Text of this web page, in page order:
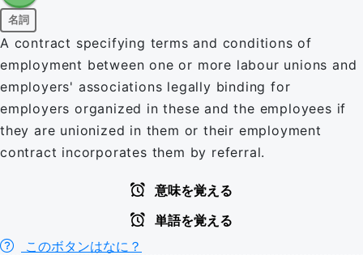
名詞
A contract specifying terms and conditions of
employment between one or more labour unions and
employers' associations legally binding for
employers organized in these and the employees if
they are unionized in them or their employment
contract incorporates them by referral.
意味を覚える
単語を覚える
このボタンはなに？